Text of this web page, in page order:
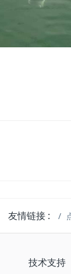
友情链接 :
技术支持